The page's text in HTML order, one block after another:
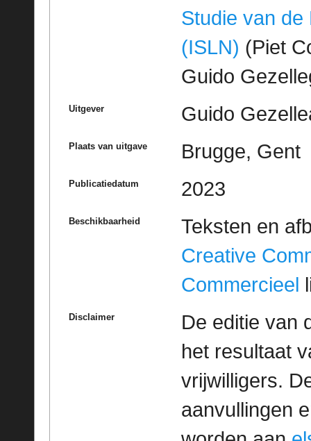
Studie van de
(ISLN) (Piet
Guido
Uitgever Guido
Plaats van uitgave Brugge, Gent
Publicatiedatum 2023
Beschikbaarheid
Teksten en
Creative
Commercieel
Disclaimer
De editie van
het resultaat
vrijwilligers.
aanvullingen